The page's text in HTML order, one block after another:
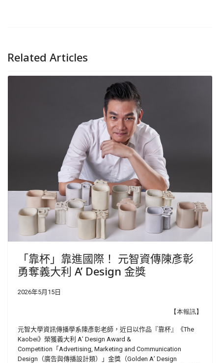
Related Articles
「靠杯」靠進國際！ 元智資傳陳彥彰
勇奪義大利 A’ Design 金獎
2026年5月15日
【本報訊】
元智大學資訊傳播學系陳彥彰老師，近日以作品『靠杯』《The
Kaobei》榮獲義大利 A’ Design Award &
Competition 「 Advertising, Marketing and Communication
Design （廣告與傳播設計類）」金獎（Golden A’ Design